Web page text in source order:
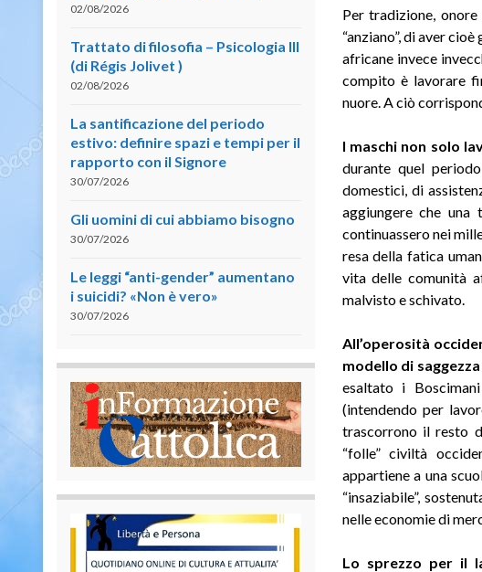
Per tradizione,
“anziano”, di aver
africane invece
compito è lavorare
nuore. A ciò
I maschi non solo
durante quel
domestici, di
aggiungere che
continuassero nei
resa della fatica
vita delle comunità
malvisto e schivato.
All’operosità
modello di
esaltato i
(intendendo per
trascorrono il resto
“folle” civiltà
appartiene a una
“insaziabile”,
nelle economie di
Lo sprezzo per il
02/08/2026
Trattato di filosofia – Psicologia III
(di Régis Jolivet )
02/08/2026
La santificazione del periodo
estivo: definire spazi e tempi per il
rapporto con il Signore
30/07/2026
Gli uomini di cui abbiamo bisogno
30/07/2026
Le leggi “anti-gender” aumentano
i suicidi? «Non è vero»
30/07/2026